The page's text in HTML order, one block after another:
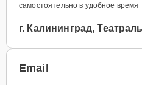
самостоятельно в удобное время
г. Калининград,
Email